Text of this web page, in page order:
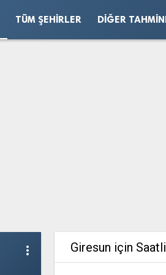
TÜM ŞEHIRLER DIĞER
more_vert Giresun için